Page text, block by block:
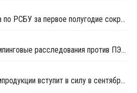
Чистая прибыль СИБУРа по РСБУ за первое полугодие сократилась в 3,6 раза
ЕЭК прекратила антидемпинговые расследования против ПЭ и ПП из Азербайджана и Туркменистана
Новый регламент по химпродукции вступит в силу в сентябре 2027 года